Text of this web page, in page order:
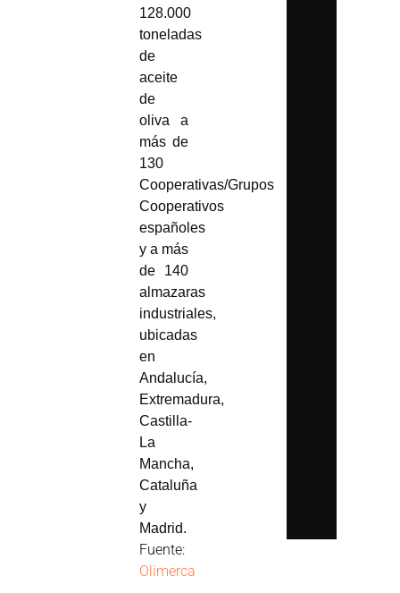
128.000
toneladas
de
aceite
de
oliva a
más de
130
Cooperativas/Grupos
Cooperativos
españoles
y a más
de 140
almazaras
industriales,
ubicadas
en
Andalucía,
Extremadura,
Castilla-
La
Mancha,
Cataluña
y
Madrid.
Fuente:
Olimerca